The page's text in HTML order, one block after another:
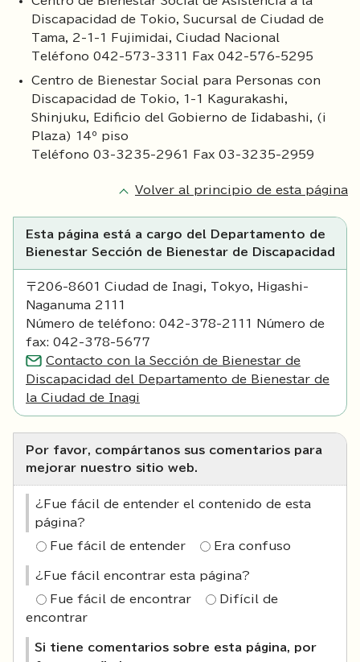
Discapacidad de Tokio, Sucursal de Ciudad de
Tama, 2-1-1 Fujimidai, Ciudad Nacional
Teléfono 042-573-3311 Fax 042-576-5295
Centro de Bienestar Social para Personas con
Discapacidad de Tokio, 1-1 Kagurakashi,
Shinjuku, Edificio del Gobierno de Iidabashi, (i
Plaza) 14º piso
Teléfono 03-3235-2961 Fax 03-3235-2959
Volver al principio de esta página
Esta página está a cargo del Departamento de
Bienestar Sección de Bienestar de Discapacidad
〒206-8601 Ciudad de Inagi, Tokyo, Higashi-
Naganuma 2111
Número de teléfono: 042-378-2111 Número de
fax: 042-378-5677
Contacto con la Sección de Bienestar de
Discapacidad del Departamento de Bienestar de
la Ciudad de Inagi
Por favor, compártanos sus comentarios para
mejorar nuestro sitio web.
¿Fue fácil de entender el contenido de esta
página?
Fue fácil de entender Era confuso
¿Fue fácil encontrar esta página?
Fue fácil de encontrar
Difícil de
encontrar
Si tiene comentarios sobre esta página, por